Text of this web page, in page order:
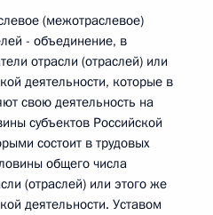
(межотраслевое)
- объединение, в
отрасли (отраслей) или
деятельности, которые в
свою деятельность на
субъектов Российской
состоит в трудовых
общего числа
(отраслей) или этого же
деятельности. Уставом